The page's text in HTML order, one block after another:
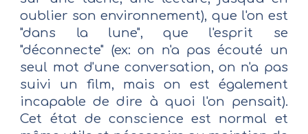
oublier son environnement), que l'on est
"dans la lune", que l'esprit se
"déconnecte" (ex: on n'a pas écouté un
seul mot d'une conversation, on n'a pas
suivi un film, mais on est également
incapable de dire à quoi l'on pensait).
Cet état de conscience est normal et